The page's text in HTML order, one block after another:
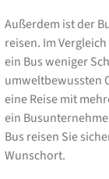
Außerdem ist der
reisen. Im
ein Bus weniger
umweltbewussten
eine Reise mit
ein
Bus reisen Sie
Wunschort.